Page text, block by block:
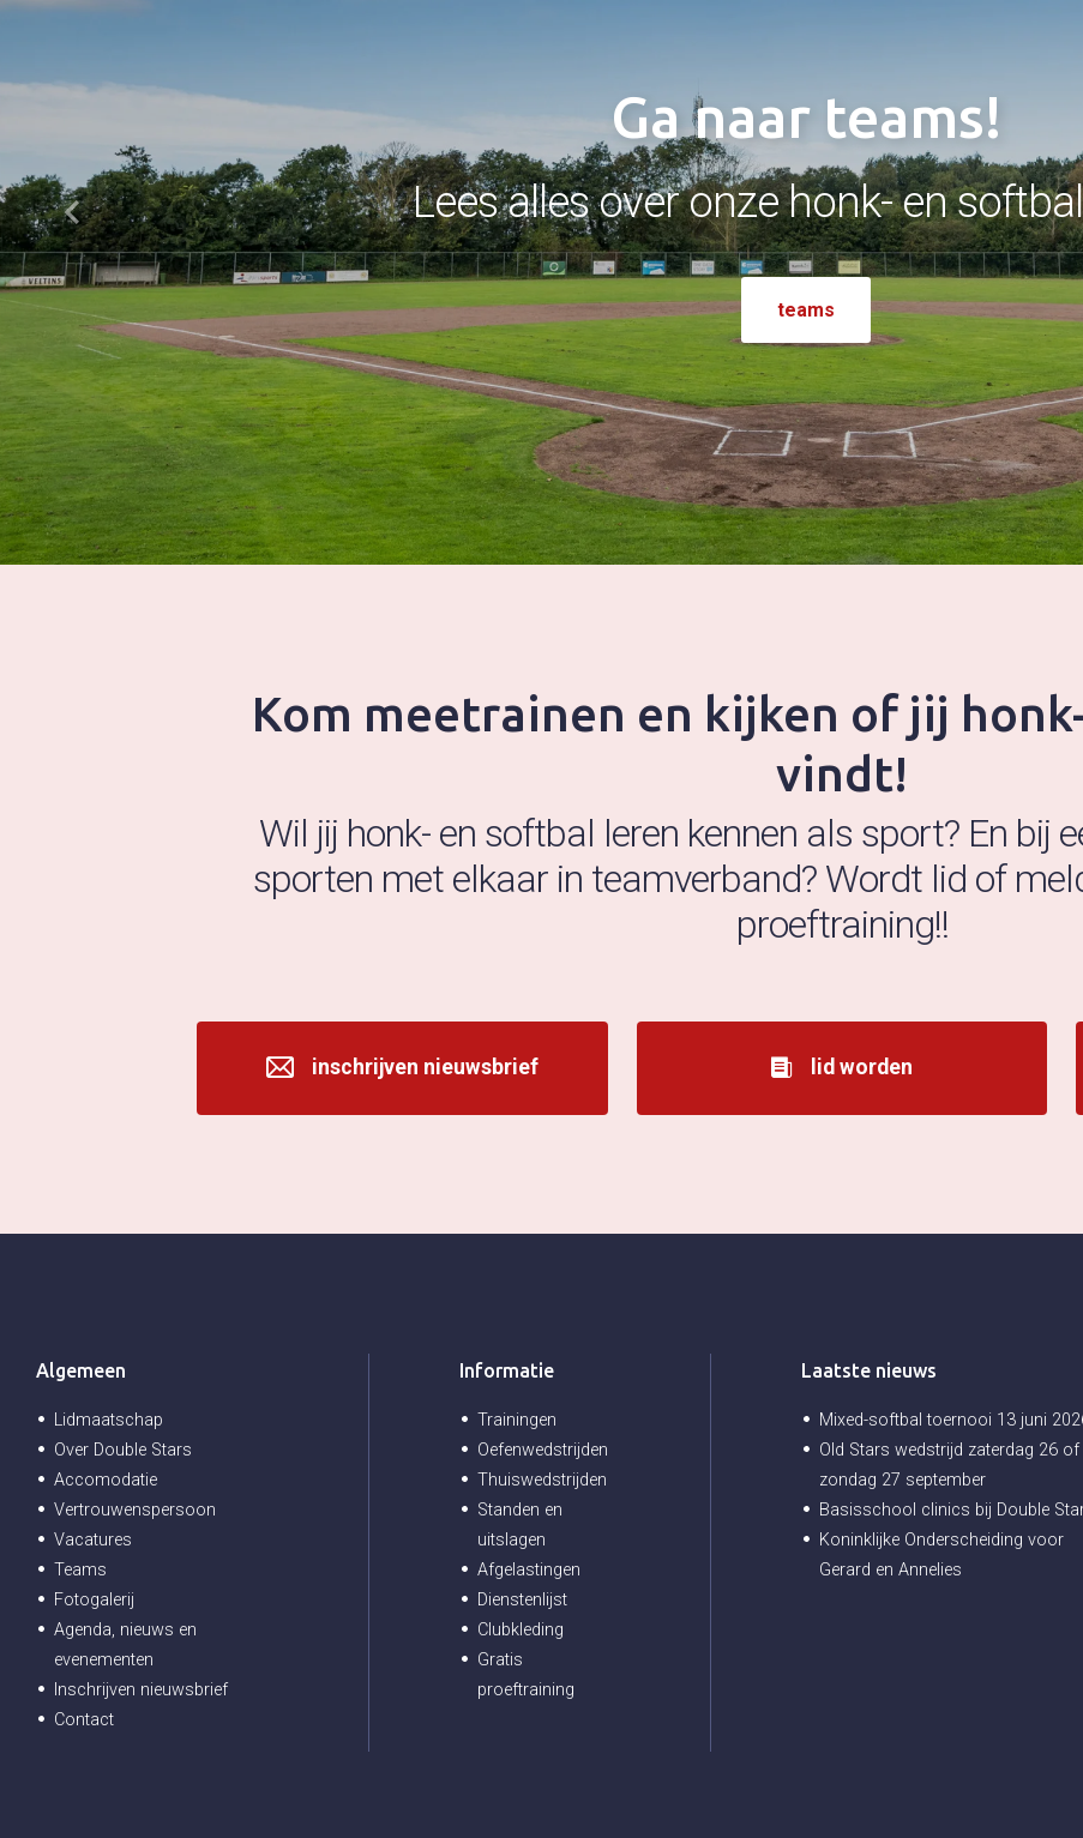
Ga naar teams!
Lees alles over onze honk- en
teams
Kom meetrainen en kijken of jij
vindt!
Wil jij honk- en softbal leren kennen als sport? En bij
sporten met elkaar in teamverband? Wordt lid of
proeftraining!!
inschrijven nieuwsbrief lid worden
Algemeen
Lidmaatschap
Over Double Stars
Accomodatie
Vertrouwenspersoon
Vacatures
Teams
Fotogalerij
Agenda, nieuws en
evenementen
Inschrijven nieuwsbrief
Contact
Informatie
Trainingen
Oefenwedstrijden
Thuiswedstrijden
Standen en
uitslagen
Afgelastingen
Dienstenlijst
Clubkleding
Gratis
proeftraining
Laatste nieuws
Mixed-softbal toernooi 13 juni
Old Stars wedstrijd zaterdag 26 of
zondag 27 september
Basisschool clinics bij Double
Koninklijke Onderscheiding voor
Gerard en Annelies